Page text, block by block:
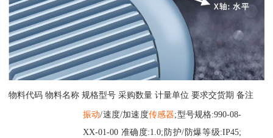
物料代码 物料名称 规格型号 采购数量 计量单位 要求交货期 备注
振动/速度/加速度传感器;型号规格:990-08-
XX-01-00 准确度:1.0;防护/防爆等级:IP45;